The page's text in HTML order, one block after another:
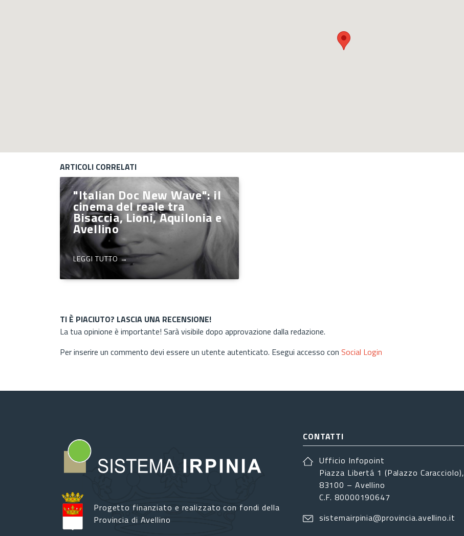
ARTICOLI CORRELATI
"Italian Doc New Wave": il
cinema del reale tra
Bisaccia, Lioni, Aquilonia e
Avellino
LEGGI TUTTO →
TI È PIACIUTO? LASCIA UNA RECENSIONE!
La tua opinione è importante! Sarà visibile dopo approvazione dalla redazione.
Per inserire un commento devi essere un utente autenticato. Esegui accesso con Social Login
Progetto finanziato e realizzato con fondi della
Provincia di Avellino
CONTATTI
Ufficio Infopoint
Piazza Libertá 1 (Palazzo Caracciolo),
83100 – Avellino
C.F. 80000190647
sistemairpinia@provincia.avellino.it